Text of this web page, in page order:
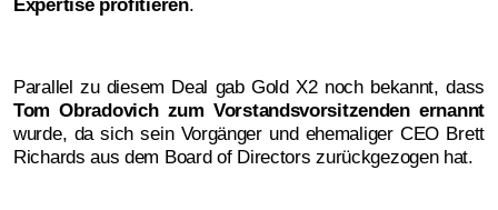
Parallel zu diesem Deal gab Gold X2 noch bekannt, dass
Tom Obradovich zum Vorstandsvorsitzenden ernannt
wurde, da sich sein Vorgänger und ehemaliger CEO Brett
Richards aus dem Board of Directors zurückgezogen hat.